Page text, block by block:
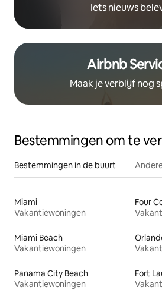
Iets nieuws
Airbnb
Maak je verblijf nog
Bestemmingen om te
Bestemmingen in de buurt
Miami
Vakantiewoningen
Four
Miami Beach
Vakantiewoningen
Panama City Beach
Vakantiewoningen
Fort